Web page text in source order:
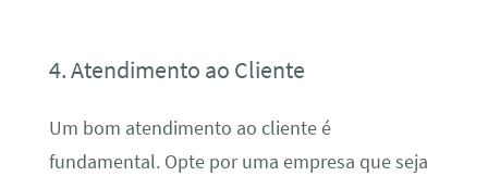
4. Atendimento ao Cliente
Um bom atendimento ao cliente é
fundamental. Opte por uma empresa que seja